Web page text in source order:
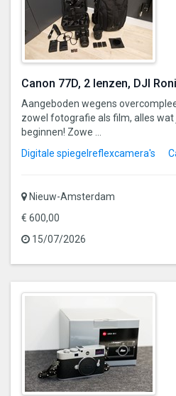
Canon 77D, 2 lenzen, DJI
Aangeboden wegens
zowel fotografie als film, alles
beginnen! Zowe ...
Digitale spiegelreflexcamera's
Nieuw-Amsterdam
€ 600,00
15/07/2026